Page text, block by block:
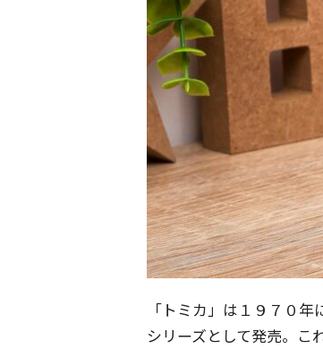
「トミカ」は１９７０
シリーズとして発売。こ